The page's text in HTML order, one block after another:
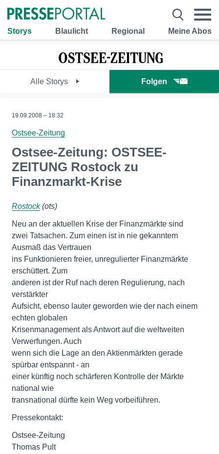
Storys Blaulicht Regional Meine Abos
Alle Storys Folgen
19.09.2008 – 18:32
Ostsee-Zeitung
Ostsee-Zeitung: OSTSEE-
ZEITUNG Rostock zu
Finanzmarkt-Krise
Rostock(ots)
Neu an der aktuellen Krise der Finanzmärkte sind
zwei Tatsachen. Zum einen ist in nie gekanntem
Ausmaß das Vertrauen
ins Funktionieren freier, unregulierter Finanzmärkte
erschüttert. Zum
anderen ist der Ruf nach deren Regulierung, nach
verstärkter
Aufsicht, ebenso lauter geworden wie der nach einem
echten globalen
Krisenmanagement als Antwort auf die weltweiten
Verwerfungen. Auch
wenn sich die Lage an den Aktienmärkten gerade
spürbar entspannt - an
einer künftig noch schärferen Kontrolle der Märkte
national wie
transnational dürfte kein Weg vorbeiführen.
Pressekontakt:
Ostsee-Zeitung
Thomas Pult